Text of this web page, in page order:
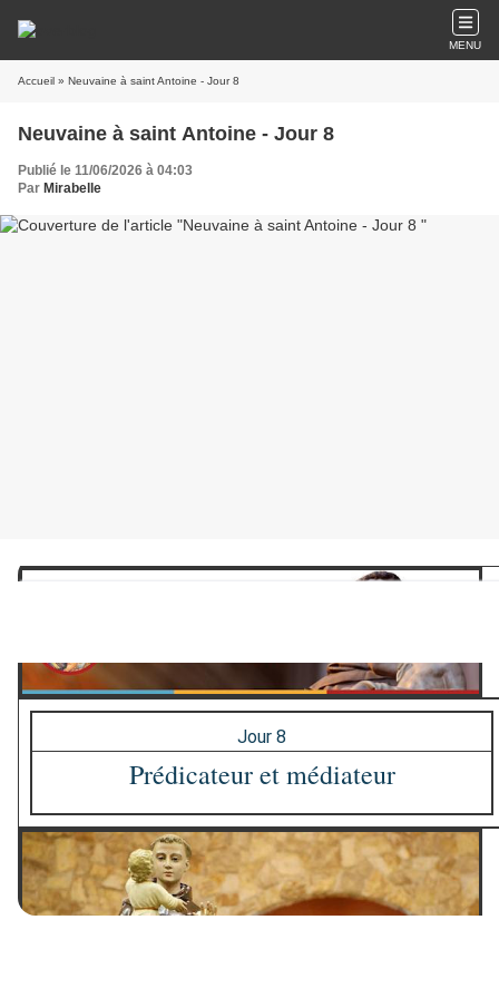
MENU
Accueil » Neuvaine à saint Antoine - Jour 8
Neuvaine à saint Antoine - Jour 8
Publié le 11/06/2026 à 04:03
Par Mirabelle
Jour 8
Prédicateur et médiateur